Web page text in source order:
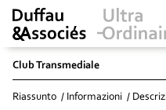
Club Transmediale
Riassunto Informazioni